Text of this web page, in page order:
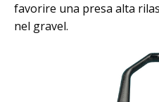
favorire una presa alta
nel gravel.